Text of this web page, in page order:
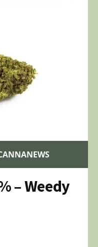
– Weedy